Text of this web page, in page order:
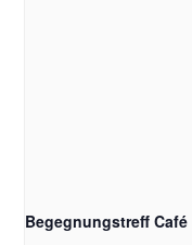
Begegnungstreff